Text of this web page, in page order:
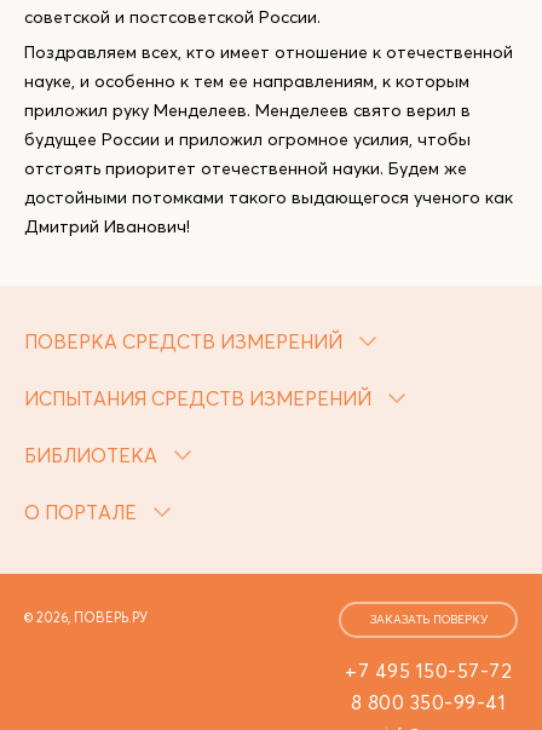
советской и постсоветской России.
Поздравляем всех, кто имеет отношение к отечественной
науке, и особенно к тем ее направлениям, к которым
приложил руку Менделеев. Менделеев свято верил в
будущее России и приложил огромное усилия, чтобы
отстоять приоритет отечественной науки. Будем же
достойными потомками такого выдающегося ученого как
Дмитрий Иванович!
ПОВЕРКА СРЕДСТВ ИЗМЕРЕНИЙ
ИСПЫТАНИЯ СРЕДСТВ ИЗМЕРЕНИЙ
БИБЛИОТЕКА
О ПОРТАЛЕ
© 2026, ПОВЕРЬ.РУ
+7 495 150-57-72
8 800 350-99-41
ЗАКАЗАТЬ ПОВЕРКУ